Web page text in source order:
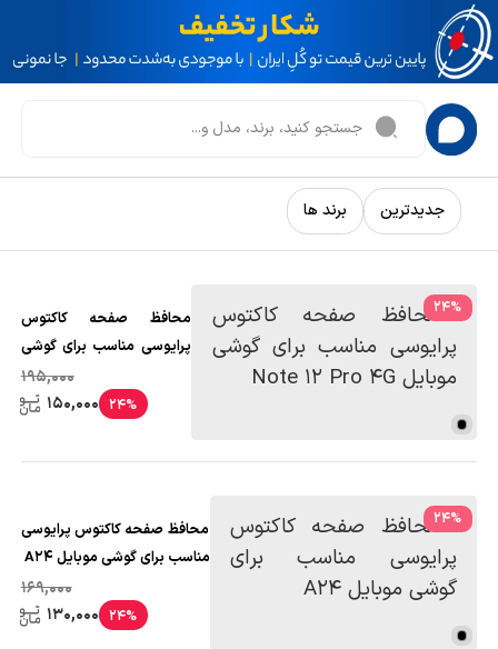
جدیدترین برند ها
%
24
محافظ صفحه کاکتوس
پرایوسی مناسب برای گوشی
195,000
24%
150,000
%
24
محافظ صفحه کاکتوس پرایوسی
مناسب برای گوشی موبایل A24
169,000
24%
130,000